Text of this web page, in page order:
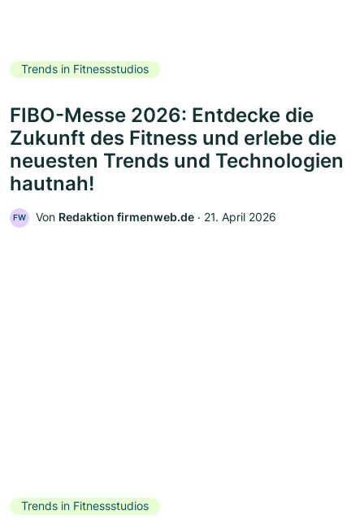
Trends in Fitnessstudios
FIBO-Messe 2026: Entdecke die
Zukunft des Fitness und erlebe die
neuesten Trends und Technologien
hautnah!
FW Von Redaktion firmenweb.de ‧ 21. April 2026
Trends in Fitnessstudios